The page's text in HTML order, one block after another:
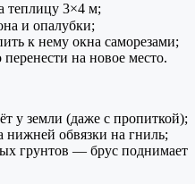
теплицу 3×4 м;
и опалубки;
к нему окна саморезами;
на новое место.
у земли (даже с пропиткой);
нижней обвязки на гниль;
грунтов — брус поднимает